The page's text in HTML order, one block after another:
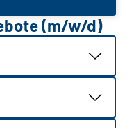
(m/w/d)